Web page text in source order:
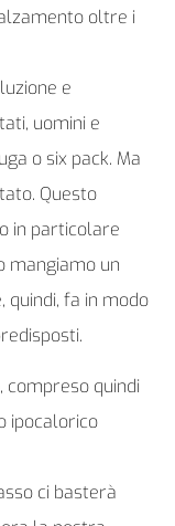
oltre i
e
uomini e
o six pack. Ma
Questo
in particolare
mangiamo un
quindi, fa in modo
compreso quindi
ipocalorico
ci basterà